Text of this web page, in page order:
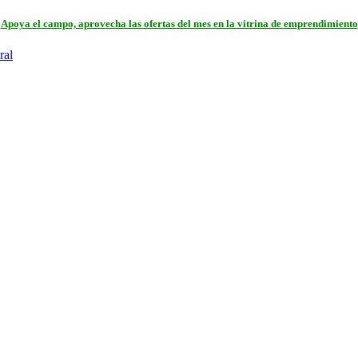
Apoya el campo, aprovecha las ofertas del mes en la vitrina de emprendimiento